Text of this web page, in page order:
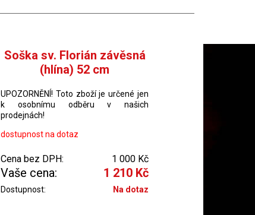
Soška sv. Florián závěsná
(hlína) 52 cm
UPOZORNĚNÍ! Toto zboží je určené jen
k osobnímu odběru v našich
prodejnách!
dostupnost na dotaz
Cena bez DPH: 1 000 Kč
Vaše cena: 1 210 Kč
Dostupnost: Na dotaz